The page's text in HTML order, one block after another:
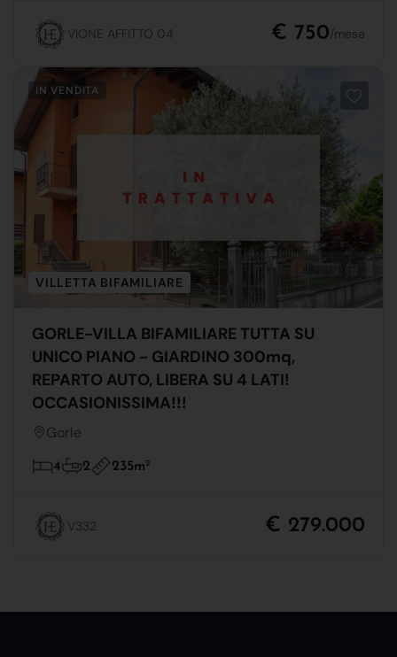
VIONE AFFITTO 04 € 750/mese
IN VENDITA
VILLETTA BIFAMILIARE
GORLE-VILLA BIFAMILIARE TUTTA SU
UNICO PIANO - GIARDINO 300mq,
REPARTO AUTO, LIBERA SU 4 LATI!
OCCASIONISSIMA!!!
Gorle
4 2 235m2
V332 € 279.000